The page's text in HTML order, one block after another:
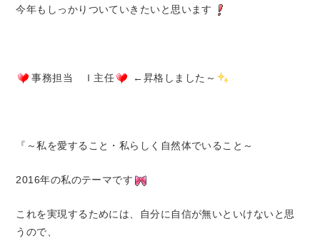
今年もしっかりついていきたいと思います
事務担当 Ｉ主任 ←昇格しました～
『～私を愛すること・私らしく自然体でいること～
2016年の私のテーマです
これを実現するためには、自分に自信が無いといけないと思
うので、